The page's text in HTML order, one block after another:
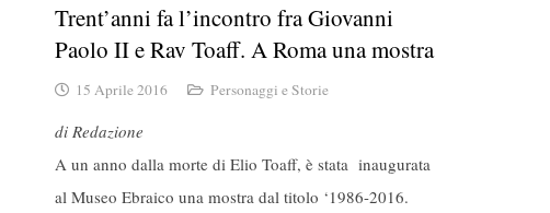
Trent’anni fa l’incontro fra Giovanni
Paolo II e Rav Toaff. A Roma una mostra
15 Aprile 2016 Personaggi e Storie
di Redazione
A un anno dalla morte di Elio Toaff, è stata inaugurata
al Museo Ebraico una mostra dal titolo ‘1986-2016.